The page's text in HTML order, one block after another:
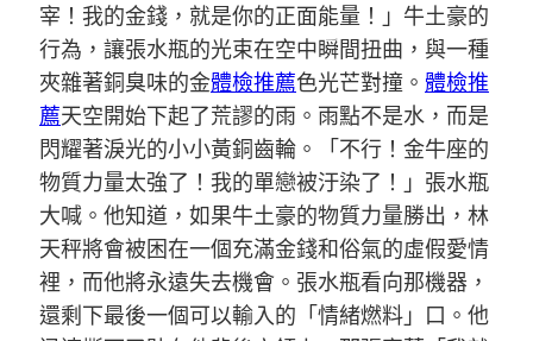
宰！我的金錢，就是你的正面能量！」牛土豪的
行為，讓張水瓶的光束在空中瞬間扭曲，與一種
夾雜著銅臭味的金體檢推薦色光芒對撞。 體檢推
薦天空開始下起了荒謬的雨。雨點不是水，而是
閃耀著淚光的小小黃銅齒輪。「不行！金牛座的
物質力量太強了！我的單戀被汙染了！」張水瓶
大喊。他知道，如果牛土豪的物質力量勝出，林
天秤將會被困在一個充滿金錢和俗氣的虛假愛情
裡，而他將永遠失去機會。張水瓶看向那機器，
還剩下最後一個可以輸入的「情緒燃料」口。他